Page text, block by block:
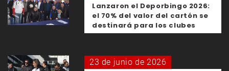
Lanzaron el Deporbingo 2026:
el 70% del valor del cartón se
destinará para los clubes
23 de junio de 2026